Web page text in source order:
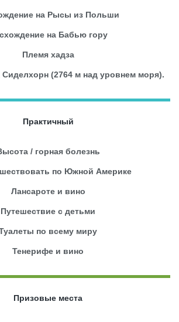
на Рысы из Польши
на Бабью гору
Племя хадза
(2764 м над уровнем моря).
Практичный
/ горная болезнь
по Южной Америке
Лансароте и вино
Путешествие с детьми
по всему миру
Тенерифе и вино
Призовые места